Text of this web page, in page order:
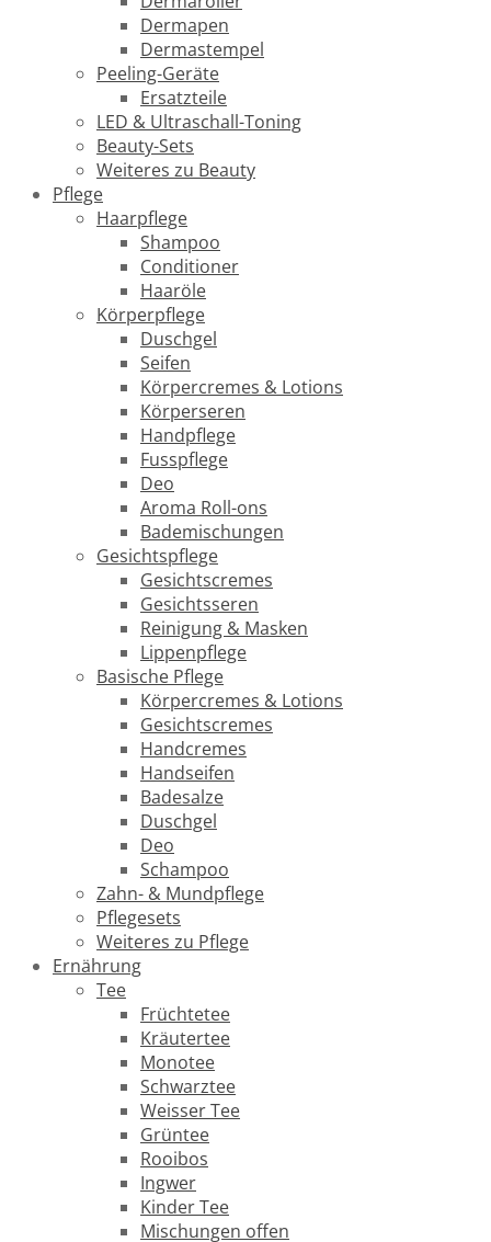
Dermapen
Dermastempel
Peeling-Geräte
Ersatzteile
LED & Ultraschall-Toning
Beauty-Sets
Weiteres zu Beauty
Pflege
Haarpflege
Shampoo
Conditioner
Haaröle
Körperpflege
Duschgel
Seifen
Körpercremes & Lotions
Körperseren
Handpflege
Fusspflege
Deo
Aroma Roll-ons
Bademischungen
Gesichtspflege
Gesichtscremes
Gesichtsseren
Reinigung & Masken
Lippenpflege
Basische Pflege
Körpercremes & Lotions
Gesichtscremes
Handcremes
Handseifen
Badesalze
Duschgel
Deo
Schampoo
Zahn- & Mundpflege
Pflegesets
Weiteres zu Pflege
Ernährung
Tee
Früchtetee
Kräutertee
Monotee
Schwarztee
Weisser Tee
Grüntee
Rooibos
Ingwer
Kinder Tee
Mischungen offen